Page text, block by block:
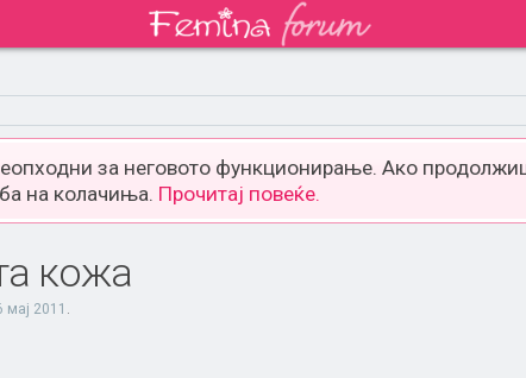
за неговото функционирање. Ако
на колачиња. Прочитај повеќе.
кожа
мај 2011 .